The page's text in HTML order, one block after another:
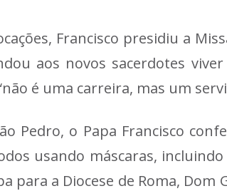
Francisco presidiu a
aos novos sacerdotes
é uma carreira, mas um
Pedro, o Papa Francisco
usando máscaras,
para a Diocese de Roma,